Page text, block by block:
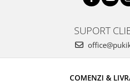
SUPORT
COMENZI &